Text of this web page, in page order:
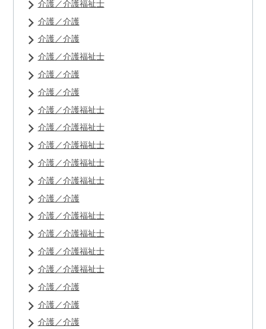
介護／介護福祉士
介護／介護
介護／介護
介護／介護福祉士
介護／介護
介護／介護
介護／介護福祉士
介護／介護福祉士
介護／介護福祉士
介護／介護福祉士
介護／介護福祉士
介護／介護
介護／介護福祉士
介護／介護福祉士
介護／介護福祉士
介護／介護福祉士
介護／介護
介護／介護
介護／介護